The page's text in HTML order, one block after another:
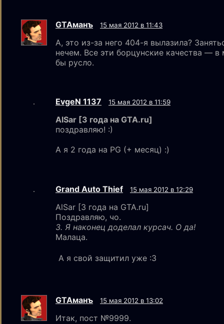
GTAмaнъ 15 мая 2012 в 11:43
А, это из-за него 404-я вылазила?
нечем. Все эти борцунские качества — в
бы русло.
EvgeN 1137 15 мая 2012 в 11:59
AlSar [3 года на GTA.ru]
поздравляю! :)
А я 2 года на PG (+ месяц) :)
Grand Auto Thief 15 мая 2012 в 12:29
AlSar [3 года на GTA.ru]
Поздравляю, чо.
3. Я наконец доделал курсач. О да!
Малаца.
А я свой защитил уже :3
GTAмaнъ 15 мая 2012 в 13:02
Итак, пост №9999.